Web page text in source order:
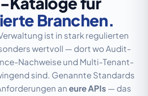
Branchen.
ist in stark regulierten
wertvoll — dort wo Audit-
Nachweise und Multi-Tenant-
sind. Genannte Standards
aneure APIs — das